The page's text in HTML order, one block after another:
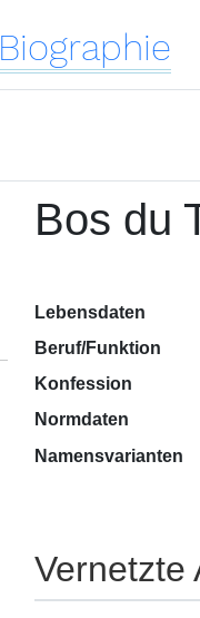
Biographie
Bos du
Lebensdaten
Beruf/Funktion
Konfession
Normdaten
Namensvarianten
Vernetzte